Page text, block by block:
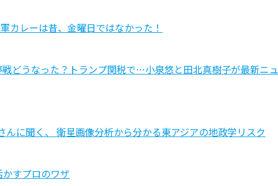
カレーは昔、金曜日ではなかった！
どうなった？トランプ関税で…小泉悠と田北真樹子が最新ニュ
に聞く、 衛星画像分析から分かる東アジアの地政学リスク
すプロのワザ